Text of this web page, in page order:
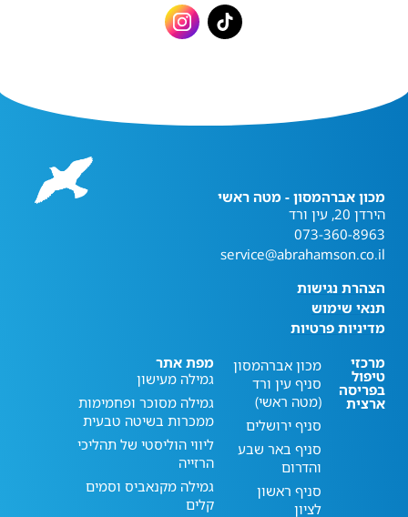
מכון אברהמסון - מטה ראשי
הירדן 20, עין ורד
073-360-8963
service@abrahamson.co.il
הצהרת נגישות
תנאי שימוש
מדיניות פרטיות
מרכזי
טיפול
בפריסה
ארצית
מכון אברהמסון
סניף עין ורד
(מטה ראשי)
סניף ירושלים
סניף באר שבע
והדרום
סניף ראשון
לציון
מפת אתר
גמילה מעישון
גמילה מסוכר ופחמימות
ממכרות בשיטה טבעית
ליווי הוליסטי של תהליכי
הרזייה
גמילה מקנאביס וסמים
קלים